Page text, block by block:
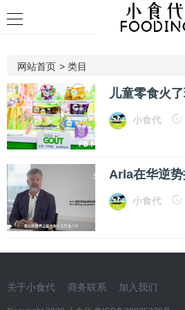
网站首页 > 类目
小食代
小食代
关于小食代 商务联系 加入我们